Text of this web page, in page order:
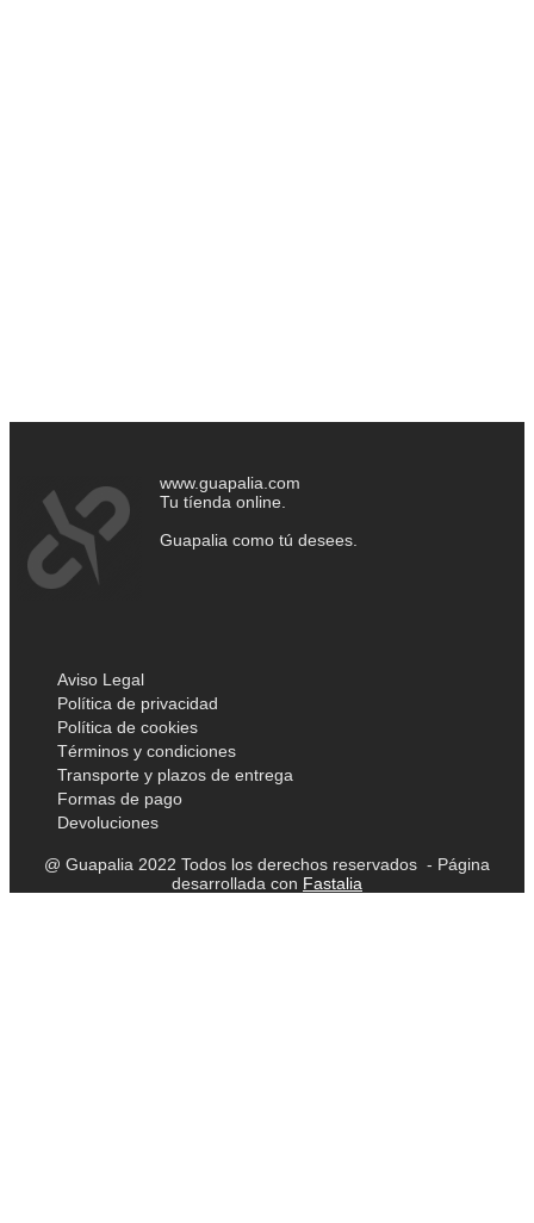
www.guapalia.com
Tu tíenda online.
Guapalia como tú desees.
Aviso Legal
Política de privacidad
Política de cookies
Términos y condiciones
Transporte y plazos de entrega
Formas de pago
Devoluciones
@ Guapalia 2022 Todos los derechos reservados - Página
desarrollada con Fastalia